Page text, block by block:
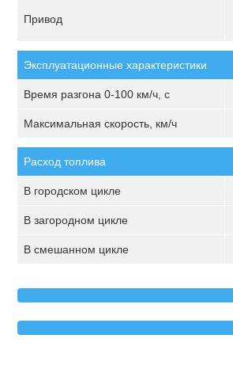
Привод
Эксплуатационные характеристики
Время разгона 0-100 км/ч, с
Максимальная скорость, км/ч
Расход топлива
В городском цикле
В загородном цикле
В смешанном цикле